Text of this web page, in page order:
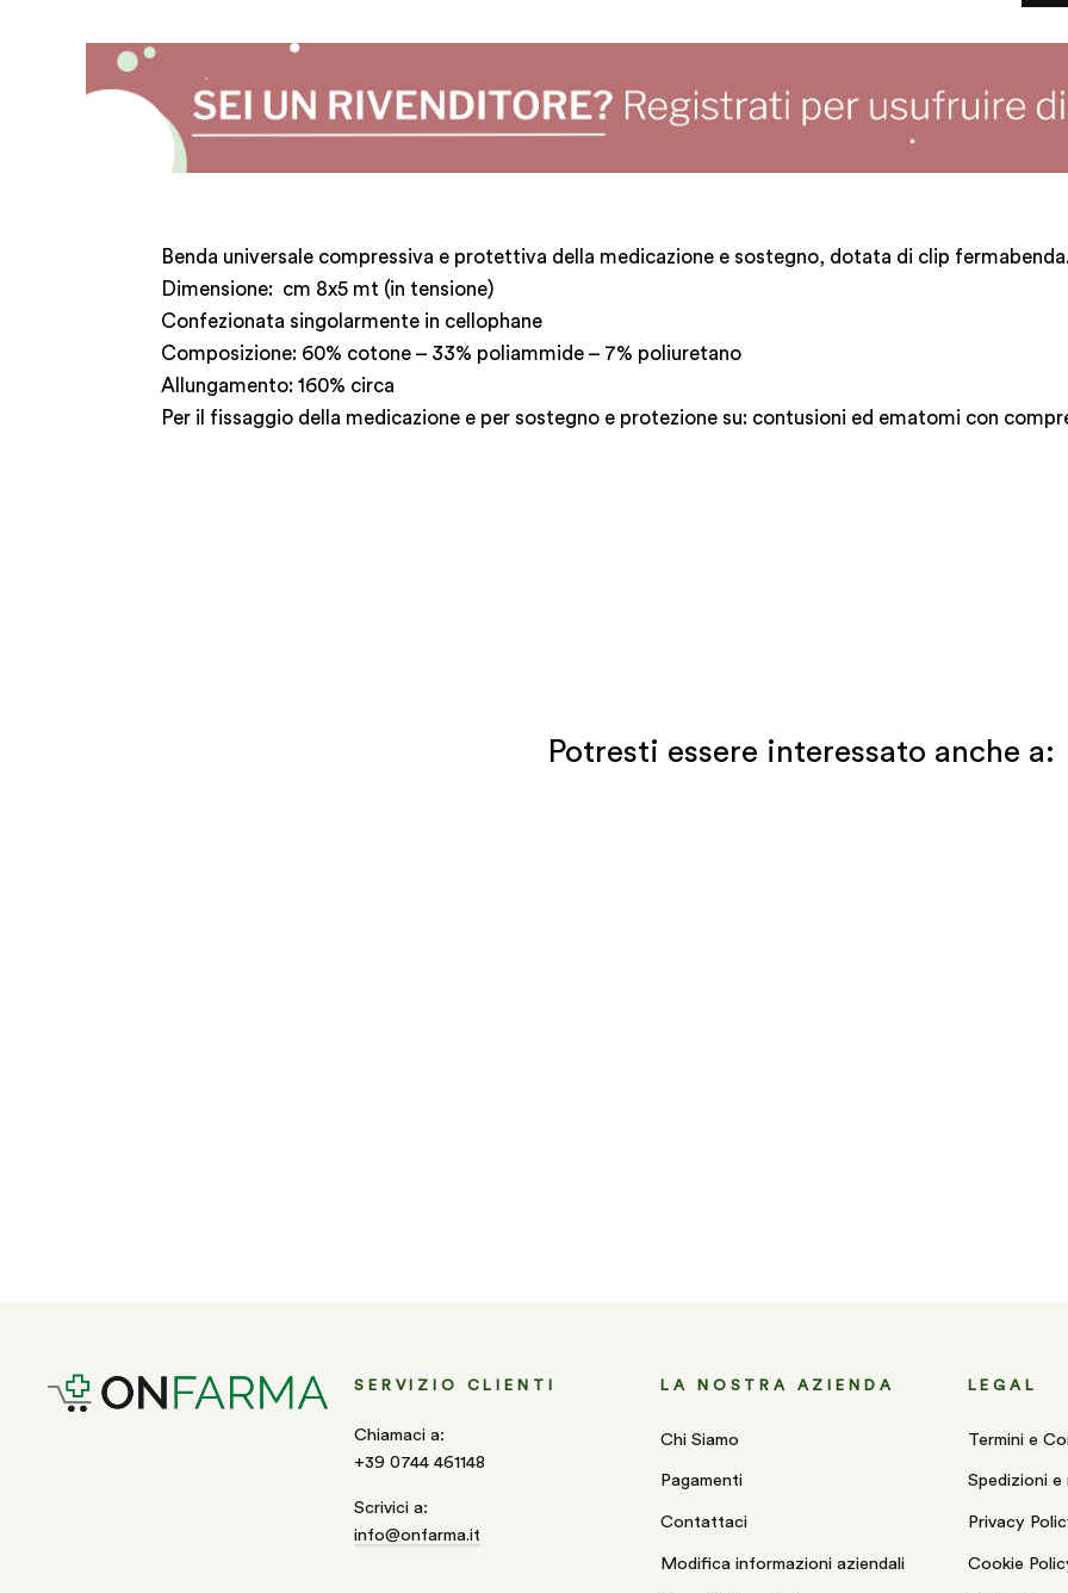
Benda universale compressiva e protettiva della medicazione e sostegno, dotata di clip
Dimensione: cm 8x5 mt (in tensione)
Confezionata singolarmente in cellophane
Composizione: 60% cotone – 33% poliammide – 7% poliuretano
Allungamento: 160% circa
Per il fissaggio della medicazione e per sostegno e protezione su: contusioni ed ematomi con
Potresti essere interessato anche a:
SERVIZIO CLIENTI
Chiamaci a:
+39 0744 461148
Scrivici a:
info@onfarma.it
LA NOSTRA AZIENDA
Chi Siamo
Pagamenti
Contattaci
Modifica informazioni aziendali
LEGAL
Termini e
Spedizioni e
Privacy
Cookie